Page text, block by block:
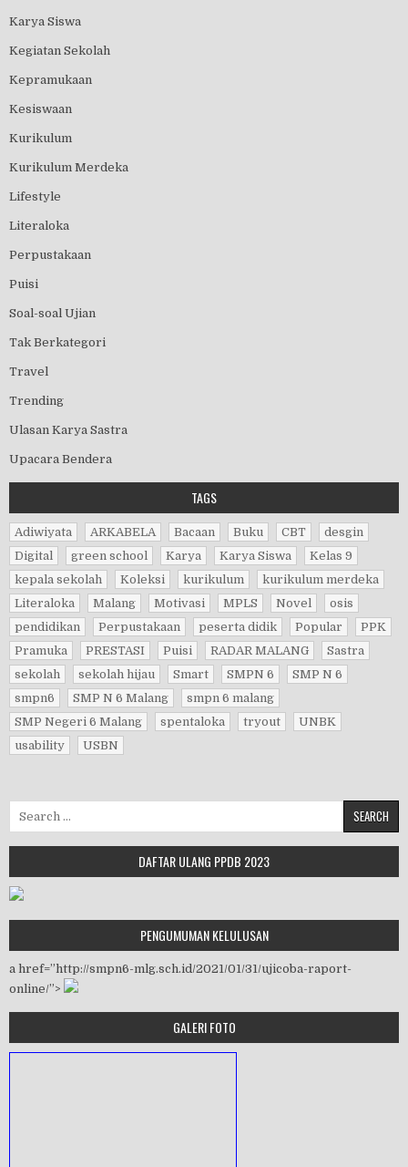
Karya Siswa
Kegiatan Sekolah
Kepramukaan
Kesiswaan
Kurikulum
Kurikulum Merdeka
Lifestyle
Literaloka
Perpustakaan
Puisi
Soal-soal Ujian
Tak Berkategori
Travel
Trending
Ulasan Karya Sastra
Upacara Bendera
TAGS
Adiwiyata ARKABELA Bacaan Buku CBT
desgin
Digital
green school Karya Karya Siswa
Kelas 9
kepala sekolah
Koleksi kurikulum
kurikulum merdeka
Literaloka
Malang Motivasi MPLS Novel
osis
pendidikan
Perpustakaan peserta didik Popular
PPK
Pramuka
PRESTASI Puisi RADAR MALANG
Sastra
sekolah
sekolah hijau Smart SMPN 6
SMP N 6
smpn6
SMP N 6 Malang
smpn 6 malang
SMP Negeri 6 Malang
spentaloka tryout
UNBK
usability
USBN
DAFTAR ULANG PPDB 2023
PENGUMUMAN KELULUSAN
a href=”http://smpn6-mlg.sch.id/2021/01/31/ujicoba-raport-
online/”>
GALERI FOTO